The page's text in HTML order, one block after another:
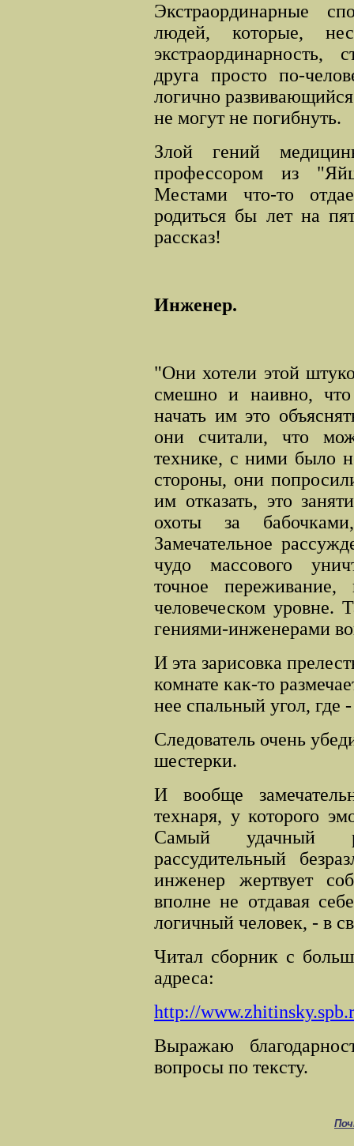
Экстраординарные
людей, которые,
экстраординарность,
друга просто по-
логично
не могут не погибнуть.
Злой гений
профессором из
Местами что-то
родиться бы лет на
рассказ!
Инженер.
"Они хотели этой
смешно и наивно,
начать им это
они считали, что
технике, с ними было
стороны, они
им отказать, это
охоты за
Замечательное
чудо массового
точное
человеческом уровне.
гениями-инженерами
И эта зарисовка
комнате как-то
нее спальный угол, где
Следователь очень
шестерки.
И вообще
технаря, у которого
Самый удачный
рассудительный
инженер жертвует
вполне не отдавая
логичный человек, - в
Читал сборник с
адреса:
http://
Выражаю
вопросы по текcту.